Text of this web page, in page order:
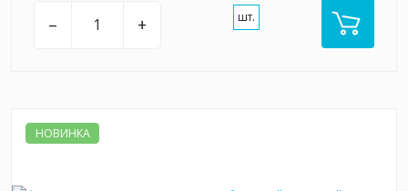
– + шт.
НОВИНКА